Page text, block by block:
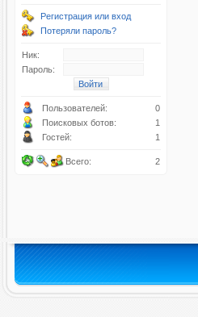
Регистрация или вход
Потеряли пароль?
Ник:
Пароль:
Пользователей:
0
Поисковых ботов:
1
Гостей:
1
Всего: 2